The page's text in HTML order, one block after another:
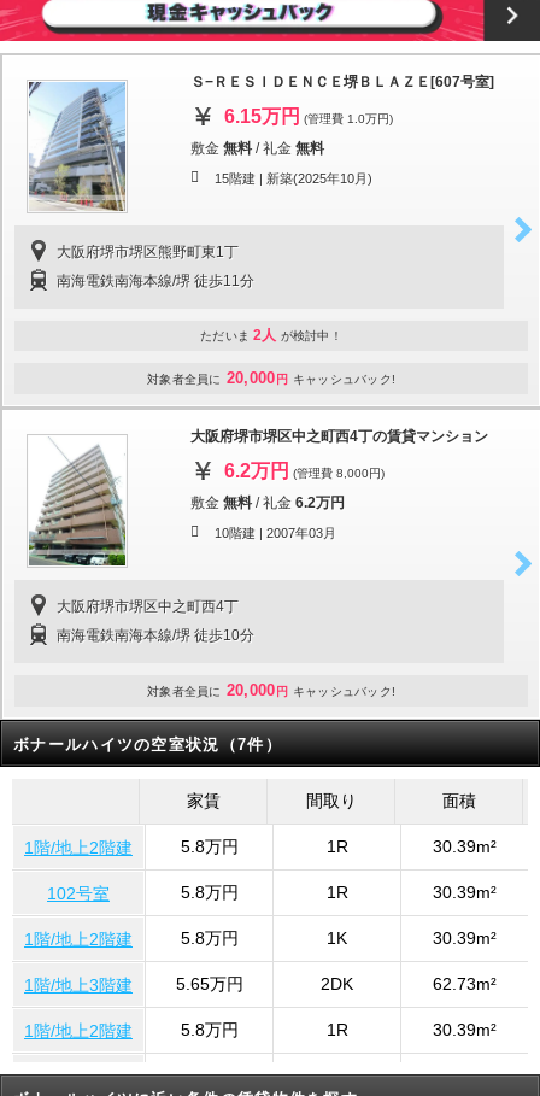
Ｓ−ＲＥＳＩＤＥＮＣＥ堺ＢＬＡＺＥ[607号室]
6.15万円 (管理費 1.0万円)
敷金 無料 /礼金 無料
15階建 | 新築(2025年10月)
大阪府堺市堺区熊野町東1丁
南海電鉄南海本線/堺 徒歩11分
ただいま 2人 が検討中！
対象者全員に 20,000 円 キャッシュバック!
大阪府堺市堺区中之町西4丁の賃貸マンション
6.2万円 (管理費 8,000円)
敷金 無料 /礼金 6.2万円
10階建 | 2007年03月
大阪府堺市堺区中之町西4丁
南海電鉄南海本線/堺 徒歩10分
対象者全員に 20,000 円 キャッシュバック!
ボナールハイツの空室状況（7件）
家賃 間取り 面積
1階/地上2階建 5.8万円 1R 30.39m²
102号室 5.8万円 1R 30.39m²
1階/地上2階建 5.8万円 1K 30.39m²
1階/地上3階建 5.65万円 2DK 62.73m²
1階/地上2階建 5.8万円 1R 30.39m²
1階/地上2階建 5.8万円 1K 30.39m²